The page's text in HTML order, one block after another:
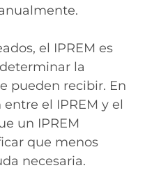
el IPREM es
la
pueden recibir. En
el IPREM y el
un IPREM
que menos
necesaria.